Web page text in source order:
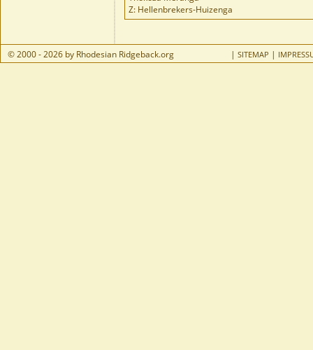
Z: Hellenbrekers-Huizenga
© 2000 - 2026 by Rhodesian Ridgeback.org | SITEMAP |